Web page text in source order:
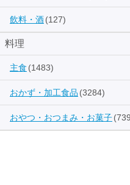
飲料・酒(127)
料理
主食 (1483)
おかず・加工食品 (3284)
おやつ・おつまみ・お菓子